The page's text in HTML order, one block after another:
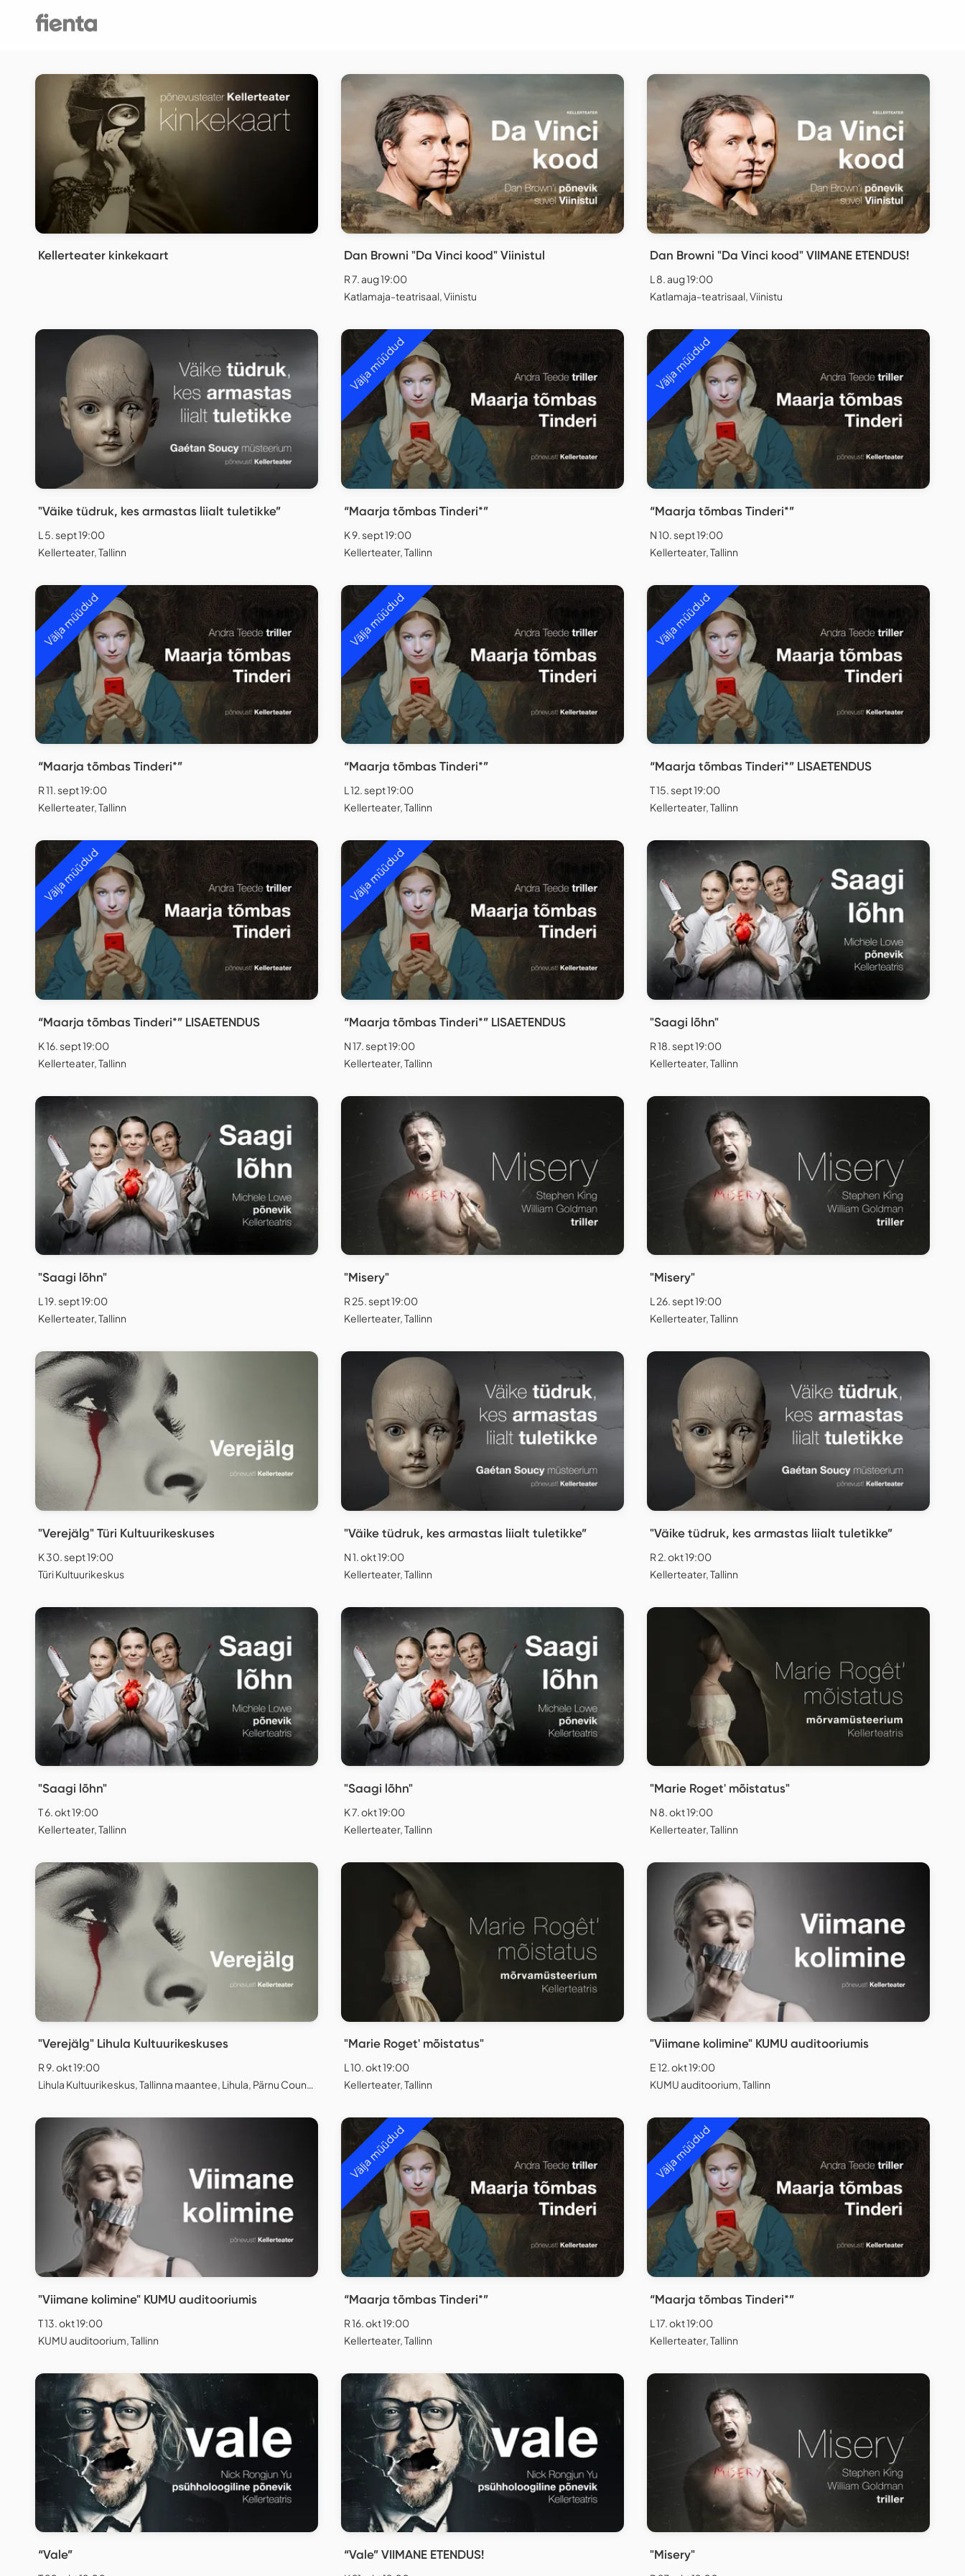
Kellerteater kinkekaart Dan Browni "Da Vinci kood" Viinistul
R 7. aug 19:00
Katlamaja-teatrisaal, Viinistu
Dan Browni "Da Vinci kood" VIIMANE ETENDUS!
L 8. aug 19:00
Katlamaja-teatrisaal, Viinistu
"Väike tüdruk, kes armastas liialt tuletikke”
L 5. sept 19:00
Kellerteater, Tallinn
Välja müüdud
“Maarja tõmbas Tinderi*”
K 9. sept 19:00
Kellerteater, Tallinn
Välja müüdud
“Maarja tõmbas Tinderi*”
N 10. sept 19:00
Kellerteater, Tallinn
Välja müüdud
“Maarja tõmbas Tinderi*”
R 11. sept 19:00
Kellerteater, Tallinn
Välja müüdud
“Maarja tõmbas Tinderi*”
L 12. sept 19:00
Kellerteater, Tallinn
Välja müüdud
“Maarja tõmbas Tinderi*” LISAETENDUS
T 15. sept 19:00
Kellerteater, Tallinn
Välja müüdud
“Maarja tõmbas Tinderi*” LISAETENDUS
K 16. sept 19:00
Kellerteater, Tallinn
Välja müüdud
“Maarja tõmbas Tinderi*” LISAETENDUS
N 17. sept 19:00
Kellerteater, Tallinn
"Saagi lõhn"
R 18. sept 19:00
Kellerteater, Tallinn
"Saagi lõhn"
L 19. sept 19:00
Kellerteater, Tallinn
"Misery"
R 25. sept 19:00
Kellerteater, Tallinn
"Misery"
L 26. sept 19:00
Kellerteater, Tallinn
"Verejälg" Türi Kultuurikeskuses
K 30. sept 19:00
Türi Kultuurikeskus
"Väike tüdruk, kes armastas liialt tuletikke”
N 1. okt 19:00
Kellerteater, Tallinn
"Väike tüdruk, kes armastas liialt tuletikke”
R 2. okt 19:00
Kellerteater, Tallinn
"Saagi lõhn"
T 6. okt 19:00
Kellerteater, Tallinn
"Saagi lõhn"
K 7. okt 19:00
Kellerteater, Tallinn
"Marie Roget' mõistatus"
N 8. okt 19:00
Kellerteater, Tallinn
"Verejälg" Lihula Kultuurikeskuses
R 9. okt 19:00
Lihula Kultuurikeskus, Tallinna maantee, Lihula, Pärnu County, Estonia
"Marie Roget' mõistatus"
L 10. okt 19:00
Kellerteater, Tallinn
"Viimane kolimine" KUMU auditooriumis
E 12. okt 19:00
KUMU auditoorium, Tallinn
"Viimane kolimine" KUMU auditooriumis
T 13. okt 19:00
KUMU auditoorium, Tallinn
Välja müüdud
“Maarja tõmbas Tinderi*”
R 16. okt 19:00
Kellerteater, Tallinn
Välja müüdud
“Maarja tõmbas Tinderi*”
L 17. okt 19:00
Kellerteater, Tallinn
“Vale” “Vale” VIIMANE ETENDUS! "Misery"